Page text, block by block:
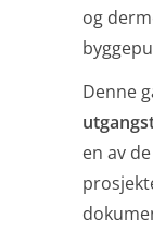
og
Denne
en av